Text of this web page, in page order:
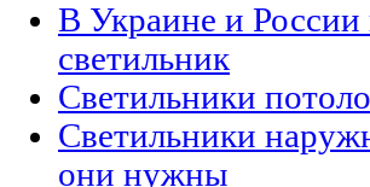
В Украине и России
светильник
Светильники
Светильники
они нужны